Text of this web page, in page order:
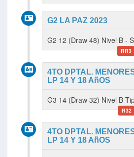
G2 LA PAZ 2023
G2 12 (Draw 48) Nivel B -
RR3
4TO DPTAL.
LP 14 Y 18 AñOS
G3 14 (Draw 32) Nivel B
R32
4TO DPTAL.
LP 14 Y 18 AñOS